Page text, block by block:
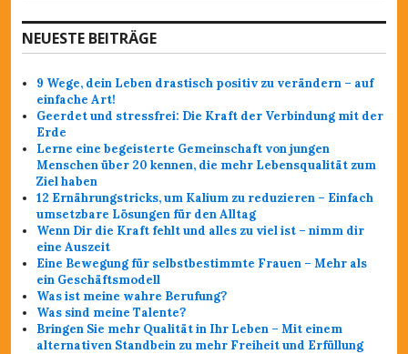
h
e
n
c
:
NEUESTE BEITRÄGE
9 Wege, dein Leben drastisch positiv zu verändern – auf
einfache Art!
Geerdet und stressfrei: Die Kraft der Verbindung mit der
Erde
Lerne eine begeisterte Gemeinschaft von jungen
Menschen über 20 kennen, die mehr Lebensqualität zum
Ziel haben
12 Ernährungstricks, um Kalium zu reduzieren – Einfach
umsetzbare Lösungen für den Alltag
Wenn Dir die Kraft fehlt und alles zu viel ist – nimm dir
eine Auszeit
Eine Bewegung für selbstbestimmte Frauen – Mehr als
ein Geschäftsmodell
Was ist meine wahre Berufung?
Was sind meine Talente?
Bringen Sie mehr Qualität in Ihr Leben – Mit einem
alternativen Standbein zu mehr Freiheit und Erfüllung